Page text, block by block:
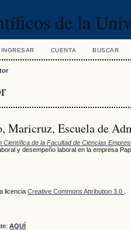
de la
INGRESAR CUENTA BUSCAR
Maricruz, Escuela de
Científica de la Facultad de Ciencias
y desempeño laboral en la empresa
licenciaCreative Commons Attribution 3.0
AQUÍ